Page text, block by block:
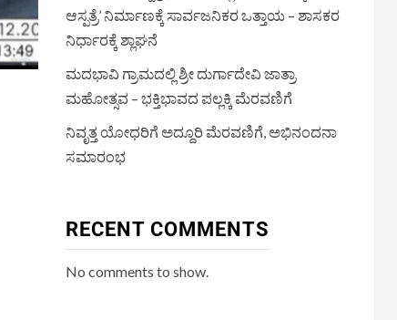
ಆಸ್ಪತ್ರೆ’ ನಿರ್ಮಾಣಕ್ಕೆ ಸಾರ್ವಜನಿಕರ ಒತ್ತಾಯ – ಶಾಸಕರ
ನಿರ್ಧಾರಕ್ಕೆ ಶ್ಲಾಘನೆ
ಮದಭಾವಿ ಗ್ರಾಮದಲ್ಲಿ ಶ್ರೀ ದುರ್ಗಾದೇವಿ ಜಾತ್ರಾ
ಮಹೋತ್ಸವ – ಭಕ್ತಿಭಾವದ ಪಲ್ಲಕ್ಕಿ ಮೆರವಣಿಗೆ
ನಿವೃತ್ತ ಯೋಧರಿಗೆ ಅದ್ದೂರಿ ಮೆರವಣಿಗೆ, ಅಭಿನಂದನಾ
ಸಮಾರಂಭ
RECENT COMMENTS
No comments to show.